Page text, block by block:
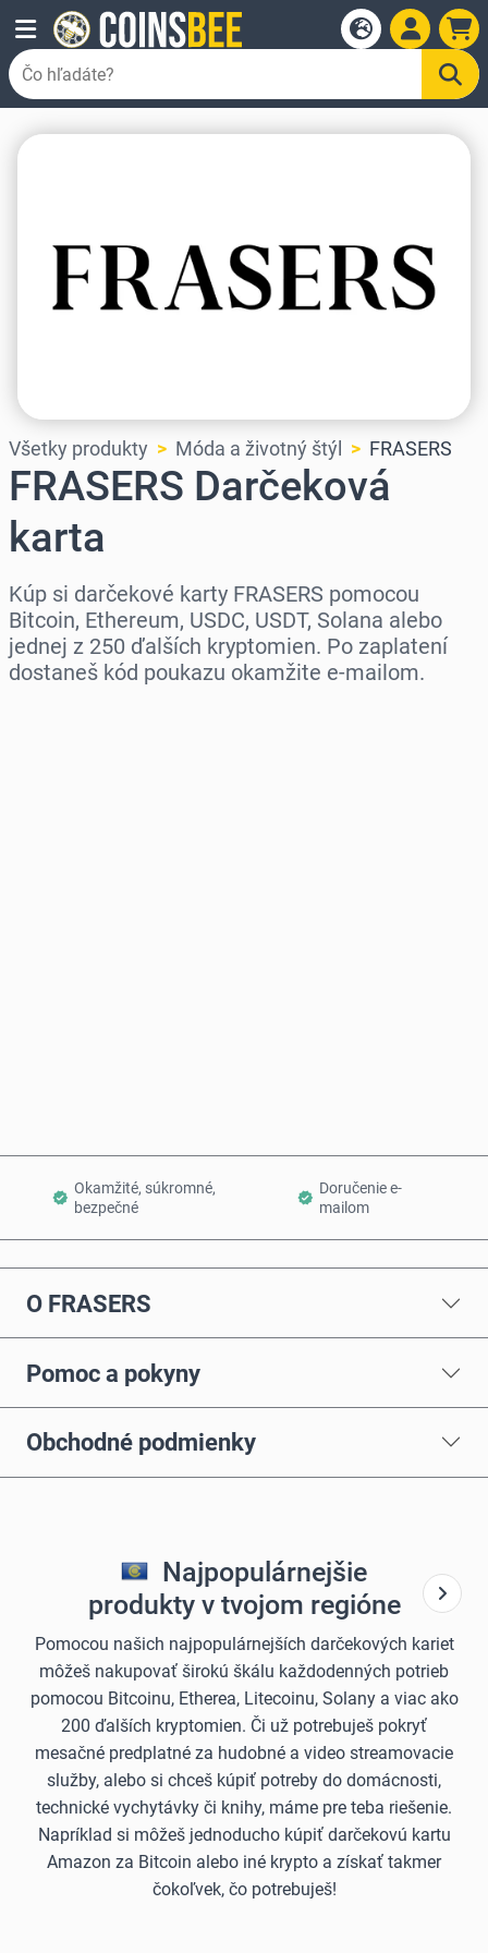
Všetky produkty Móda a životný štýl FRASERS
FRASERS Darčeková
karta
Kúp si darčekové karty FRASERS pomocou
Bitcoin, Ethereum, USDC, USDT, Solana alebo
jednej z 250 ďalších kryptomien. Po zaplatení
dostaneš kód poukazu okamžite e-mailom.
Okamžité, súkromné,
bezpečné
Doručenie e-
mailom
O FRASERS
Pomoc a pokyny
Obchodné podmienky
Najpopulárnejšie
produkty v tvojom regióne
Pomocou našich najpopulárnejších darčekových kariet
môžeš nakupovať širokú škálu každodenných potrieb
pomocou Bitcoinu, Etherea, Litecoinu, Solany a viac ako
200 ďalších kryptomien. Či už potrebuješ pokryť
mesačné predplatné za hudobné a video streamovacie
služby, alebo si chceš kúpiť potreby do domácnosti,
technické vychytávky či knihy, máme pre teba riešenie.
Napríklad si môžeš jednoducho kúpiť darčekovú kartu
Amazon za Bitcoin alebo iné krypto a získať takmer
čokoľvek, čo potrebuješ!